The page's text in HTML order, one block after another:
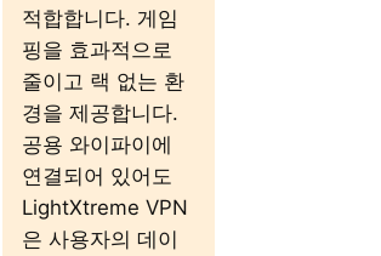
적합합니다. 게임
핑을 효과적으로
줄이고 랙 없는 환
경을 제공합니다.
공용 와이파이에
연결되어 있어도
LightXtreme VPN
은 사용자의 데이